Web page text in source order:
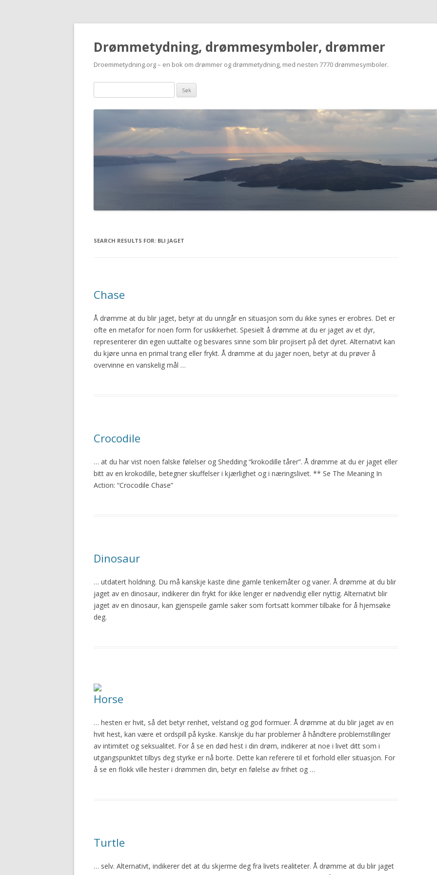
Drømmetydning, drømmesymboler, drømmer
Droemmetydning.org – en bok om drømmer og drømmetydning, med nesten 7770 drømmesymboler.
søk:
SEARCH RESULTS FOR: BLI JAGET
Chase
Å drømme at du blir jaget, betyr at du unngår en situasjon som du ikke synes er erobres. Det er
ofte en metafor for noen form for usikkerhet. Spesielt å drømme at du er jaget av et dyr,
representerer din egen uuttalte og besvares sinne som blir projisert på det dyret. Alternativt kan
du kjøre unna en primal trang eller frykt. Å drømme at du jager noen, betyr at du prøver å
overvinne en vanskelig mål …
Crocodile
… at du har vist noen falske følelser og Shedding “krokodille tårer”. Å drømme at du er jaget eller
bitt av en krokodille, betegner skuffelser i kjærlighet og i næringslivet. ** Se The Meaning In
Action: “Crocodile Chase”
Dinosaur
… utdatert holdning. Du må kanskje kaste dine gamle tenkemåter og vaner. Å drømme at du blir
jaget av en dinosaur, indikerer din frykt for ikke lenger er nødvendig eller nyttig. Alternativt blir
jaget av en dinosaur, kan gjenspeile gamle saker som fortsatt kommer tilbake for å hjemsøke
deg.
Horse
… hesten er hvit, så det betyr renhet, velstand og god formuer. Å drømme at du blir jaget av en
hvit hest, kan være et ordspill på kyske. Kanskje du har problemer å håndtere problemstillinger
av intimitet og seksualitet. For å se en død hest i din drøm, indikerer at noe i livet ditt som i
utgangspunktet tilbys deg styrke er nå borte. Dette kan referere til et forhold eller situasjon. For
å se en flokk ville hester i drømmen din, betyr en følelse av frihet og …
Turtle
… selv. Alternativt, indikerer det at du skjerme deg fra livets realiteter. Å drømme at du blir jaget